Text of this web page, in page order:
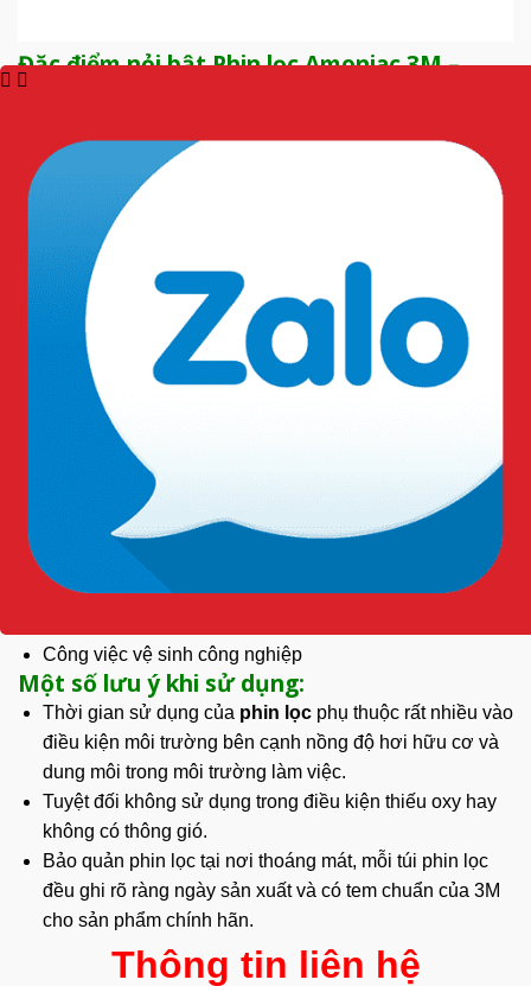
Đặc điểm nỏi bật Phin lọc Amoniac 3M –
6004:
tầm nhìn.
Sản phẩm có trọng lượng nhẹ, ít cản trở hô hấp của
người dùng.
Thành phần của phon lọc cosloix than hoạt tính, khả
năng lọc các khí độc hại.
Màng poly có tác dụng lọc các hạt bụi bẩn, hạt bủi nhỏ
đến 99%.
Sản phẩm dễ dàng sử dụng và lắp đặt.
Sản phẩm bảo vệ tối ưu trong môi trường làm việc chưa
các chất độc hại.
Ứng dụng:
Ngành sản xuất và sử dụng hóa chất công nghiệp
Công nghiệp sơn và phủ bề mặt
Xử lý và tái chế chất thải
Ngành
nông nghiệp
Công nghiệp dược phẩm
Công việc vệ sinh công nghiệp
Một số lưu ý khi sử dụng:
Thời gian sử dụng của phin lọc phụ thuộc rất nhiều vào
điều kiện môi trường bên cạnh nồng độ hơi hữu cơ và
dung môi trong môi trường làm việc.
Tuyệt đối không sử dụng trong điều kiện thiếu oxy hay
không có thông gió.
Bảo quản phin lọc tại nơi thoáng mát, mỗi túi phin lọc
đều ghi rõ ràng ngày sản xuất và có tem chuẩn của 3M
cho sản phẩm chính hãn.
Thông tin liên hệ